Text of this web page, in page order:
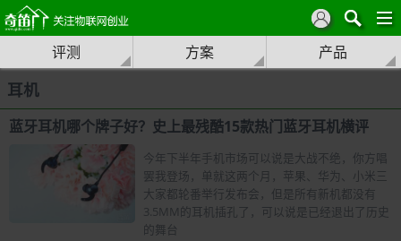
评测 方案 产品
耳机
蓝牙耳机哪个牌子好？史上最残酷15款热门蓝牙耳机横评
今年下半年手机市场可以说是大战不绝，你方唱
罢我登场，单就这两个月，苹果、华为、小米三
大家都轮番举行发布会，但是所有新机都没有
3.5MM的耳机插孔了，可以说是已经退出了历史
的舞台